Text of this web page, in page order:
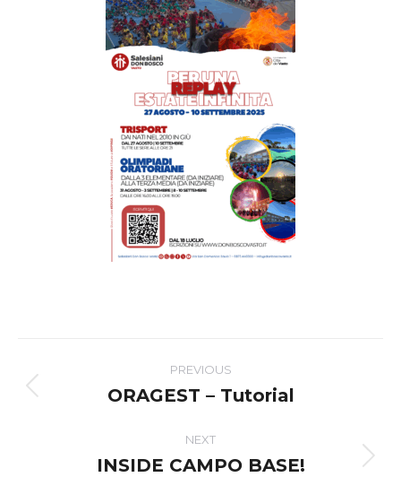
navigation
PREVIOUS
Previous
ORAGEST – Tutorial
NEXT
Next
INSIDE CAMPO BASE!